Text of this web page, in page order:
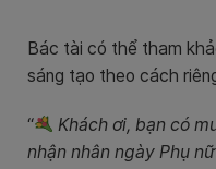
Bác tài có thể tham
sáng tạo theo cách
“
Khách ơi, bạn có
nhận nhân ngày Phụ